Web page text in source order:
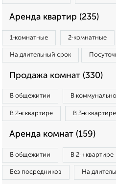
Аренда квартир (235)
1‑комнатные 2‑комнатные
На длительный срок
Продажа комнат (330)
В общежитии В
В 2‑к квартире В 3‑к квартире
Аренда комнат (159)
В общежитии В 2‑к квартире
Без посредников На